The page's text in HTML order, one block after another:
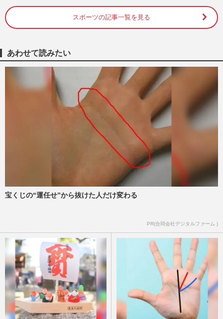
愛子さま、天皇陛下との早慶戦観戦で目前
で劇的サヨナラ弾…学生時代の“淡い思い
週刊女性PRIME
【長嶋茂雄さん一周忌】田園調布の行きつ
け店「おのだ」店主が語る、東京五輪・聖
火ランナー直前に頼んだ〈…
週刊女性2026年6月9日・16日号 2026/6/2
日本テレビ、サッカー・ワールドカップ番
組でB'z『完全無欠』が公式ソングに、野
球WBCでも稲葉浩志が『タッ…
2026/6/1
綾瀬はるか、千鳥・大悟とのW主演映画
スポーツの記事一覧を見る
あわせて読みたい
宝くじの“運任せ”から抜けた人だけ変わる
PR(合同会社デジタルファーム )